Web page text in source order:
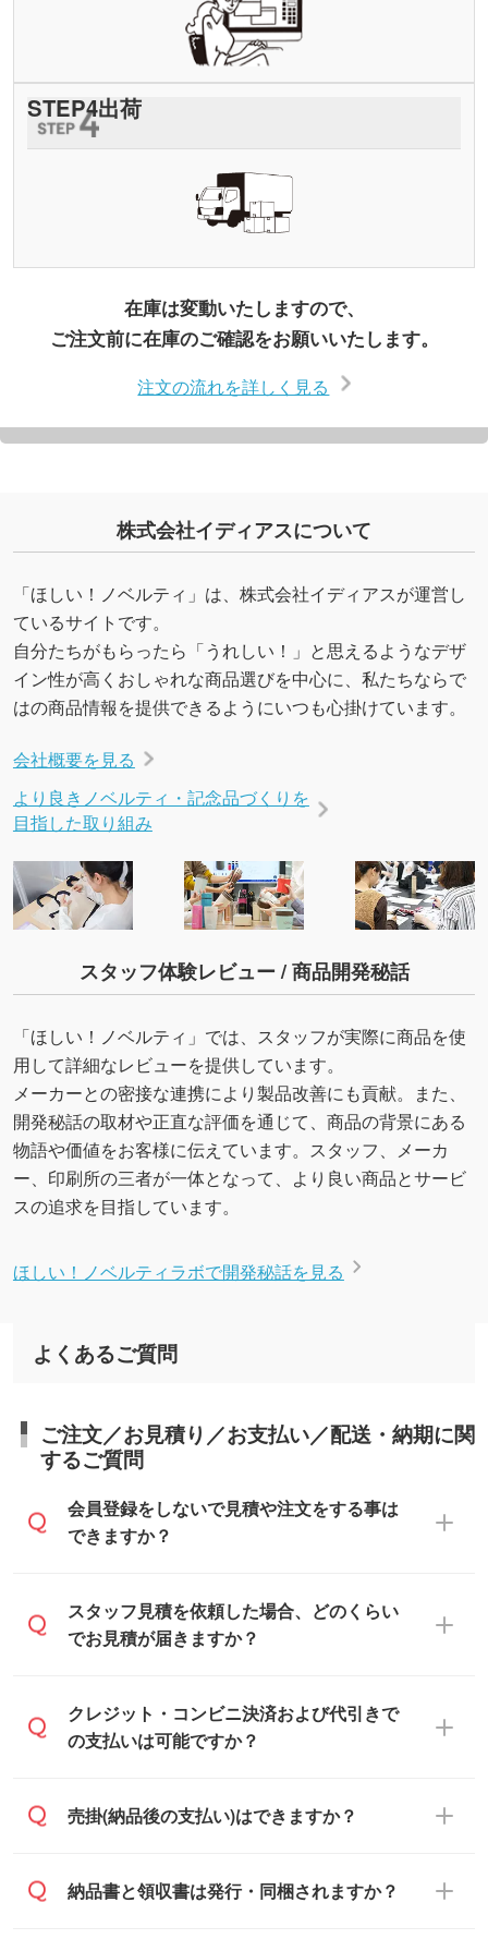
STEP4出荷
在庫は変動いたしますので、
ご注文前に在庫のご確認をお願いいたします。
注文の流れを詳しく見る
株式会社イディアスについて
「ほしい！ノベルティ」は、株式会社イディアスが運営し
ているサイトです。
自分たちがもらったら「うれしい！」と思えるようなデザ
イン性が高くおしゃれな商品選びを中心に、私たちならで
はの商品情報を提供できるようにいつも心掛けています。
会社概要を見る
より良きノベルティ・記念品づくりを
目指した取り組み
スタッフ体験レビュー / 商品開発秘話
「ほしい！ノベルティ」では、スタッフが実際に商品を使
用して詳細なレビューを提供しています。
メーカーとの密接な連携により製品改善にも貢献。また、
開発秘話の取材や正直な評価を通じて、商品の背景にある
物語や価値をお客様に伝えています。スタッフ、メーカ
ー、印刷所の三者が一体となって、より良い商品とサービ
スの追求を目指しています。
ほしい！ノベルティラボで開発秘話を見る
よくあるご質問
ご注文／お見積り／お支払い／配送・納期に関
するご質問
会員登録をしないで見積や注文をする事は
できますか？
可能です。見積・注文フォームにて『ゲス
トのまま進む』ボタンからお進みのうえ、
スタッフ見積を依頼した場合、どのくらい
でお見積が届きますか？
通常、翌営業日までにお送りしておりま
す。混雑状況によっては、お時間をいただ
翌営業日以降のご連絡となります。
クレジット・コンビニ決済および代引きで
の支払いは可能ですか？
銀行振込のみのご対応となります。
売掛(納品後の支払い)はできますか？
基本的には先入金をお願いしております
納品書と領収書は発行・同梱されますか？